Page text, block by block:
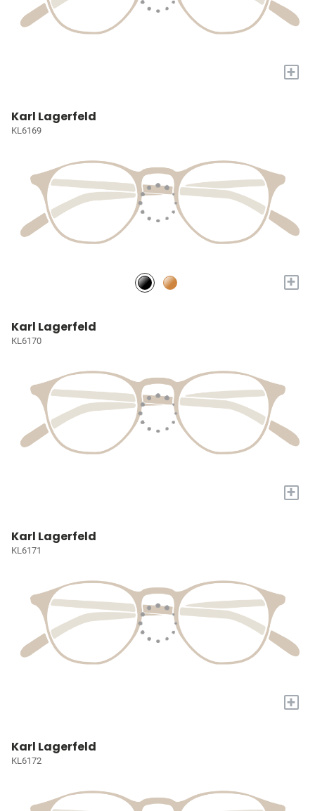
+
Karl Lagerfeld
KL6169
+
Karl Lagerfeld
KL6170
+
Karl Lagerfeld
KL6171
+
Karl Lagerfeld
KL6172